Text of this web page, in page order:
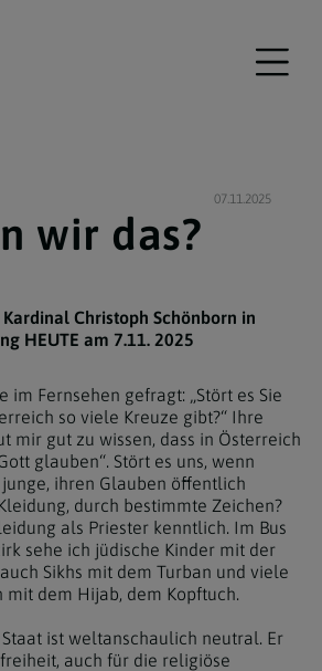
07.11.2025
wir das?
Christoph Schönborn in
HEUTE am 7.11. 2025
im Fernsehen gefragt: „Stört es Sie
so viele Kreuze gibt?“ Ihre
mir gut zu wissen, dass in Österreich
glauben“. Stört es uns, wenn
ihren Glauben öffentlich
durch bestimmte Zeichen?
als Priester kenntlich. Im Bus
sehe ich jüdische Kinder mit der
Sikhs mit dem Turban und viele
mit dem Hijab, dem Kopftuch.
ist weltanschaulich neutral. Er
auch für die religiöse